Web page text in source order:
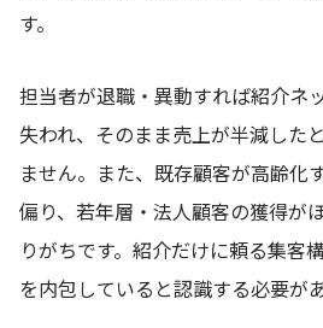
す。
担当者が退職・異動すれば紹介ネ
失われ、そのまま売上が半減した
ません。また、既存顧客が高齢化
偏り、若年層・法人顧客の獲得が
りがちです。紹介だけに頼る集客
を内包していると認識する必要があ